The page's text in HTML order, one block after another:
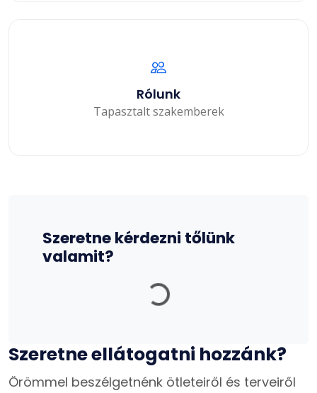
Rólunk
Tapasztalt szakemberek
Szeretne kérdezni tőlünk
valamit?
Betöltés...
Szeretne ellátogatni hozzánk?
Örömmel beszélgetnénk ötleteiről és terveiről